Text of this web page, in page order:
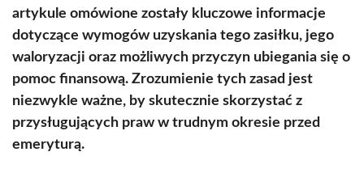
artykule omówione zostały kluczowe informacje
dotyczące wymogów uzyskania tego zasiłku, jego
waloryzacji oraz możliwych przyczyn ubiegania się o
pomoc finansową. Zrozumienie tych zasad jest
niezwykle ważne, by skutecznie skorzystać z
przysługujących praw w trudnym okresie przed
emeryturą.